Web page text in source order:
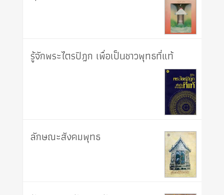
รู้จักพระไตรปิฎก เพื่อเป็นชาวพุทธที่แท้
ลักษณะสังคมพุทธ